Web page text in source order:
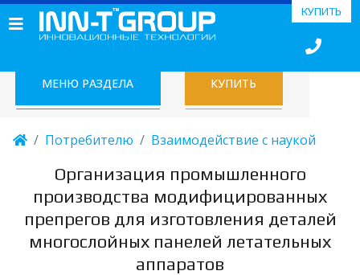
КУПИТЬ
МЕНЮ РАЗДЕЛА КУПИТЬ
Потребителю Взаимодействие с наукой
Организация промышленного
производства модифицированных
препрегов для изготовления деталей
многослойных панелей летательных
аппаратов